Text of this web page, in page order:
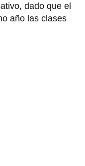
dado que el
año las clases